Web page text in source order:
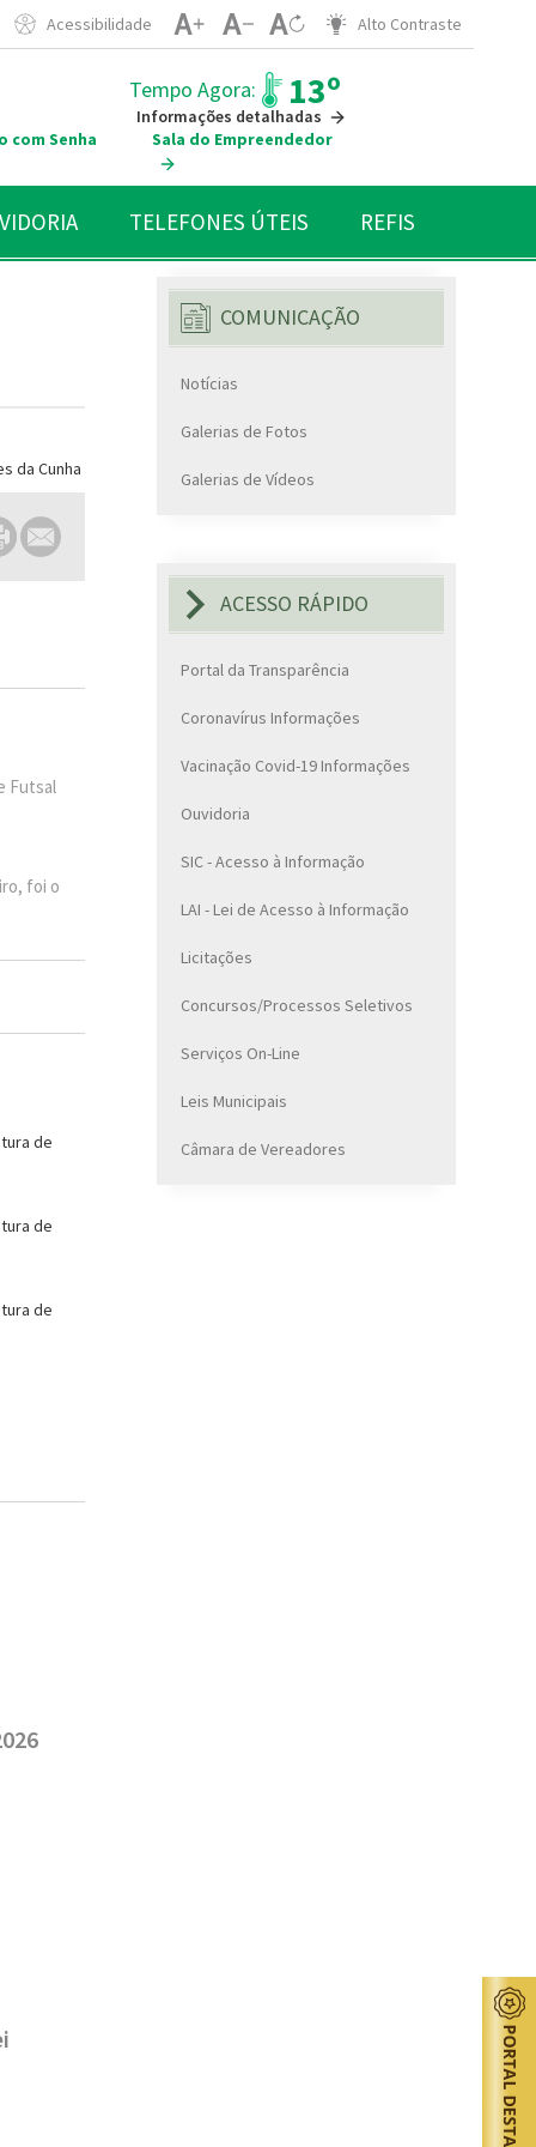
Acessibilidade Alto Contraste
Tempo Agora: 13º
Informações detalhadas
com Senha
Sala do Empreendedor
TELEFONES ÚTEIS REFIS
Futsal
foi o
COMUNICAÇÃO
Notícias
Galerias de Fotos
Galerias de Vídeos
ACESSO RÁPIDO
Portal da Transparência
Coronavírus Informações
Vacinação Covid-19 Informações
Ouvidoria
SIC - Acesso à Informação
LAI - Lei de Acesso à Informação
Licitações
Concursos/Processos Seletivos
Serviços On-Line
Leis Municipais
Câmara de Vereadores